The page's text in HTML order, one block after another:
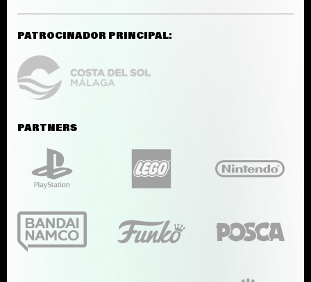
PATROCINADOR PRINCIPAL:
PARTNERS